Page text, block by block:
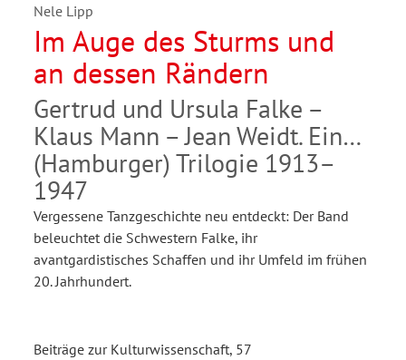
Nele Lipp
Im Auge des Sturms und
an dessen Rändern
Gertrud und Ursula Falke –
Klaus Mann – Jean Weidt. Eine
(Hamburger) Trilogie 1913–
1947
Vergessene Tanzgeschichte neu entdeckt: Der Band
beleuchtet die Schwestern Falke, ihr
avantgardistisches Schaffen und ihr Umfeld im frühen
20. Jahrhundert.
Beiträge zur Kulturwissenschaft, 57